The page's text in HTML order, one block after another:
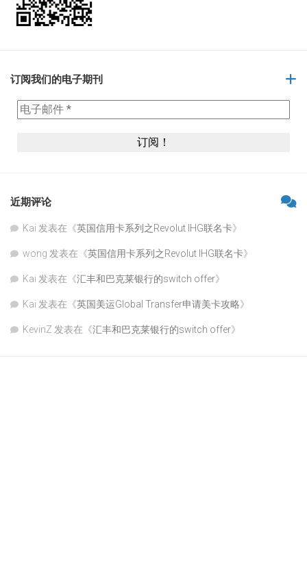
订阅我们的电子期刊
近期评论
Kai 发表在《英国信用卡系列之Revolut IHG联名卡》
wong 发表在《英国信用卡系列之Revolut IHG联名卡》
Kai 发表在《汇丰和巴克莱银行的switch offer》
Kai 发表在《英国美运Global Transfer申请美卡攻略》
KevinZ 发表在《汇丰和巴克莱银行的switch offer》